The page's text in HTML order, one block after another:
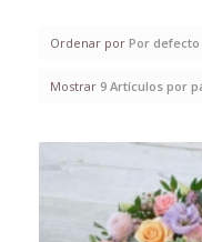
Ordenar por Por defecto
Mostrar 9 Artículos por